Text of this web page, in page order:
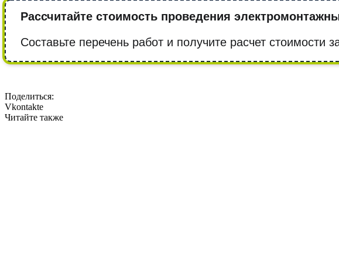
Рассчитайте стоимость проведения
Составьте перечень работ и получите расчет стоимости
Поделиться:
Vkontakte
Читайте также